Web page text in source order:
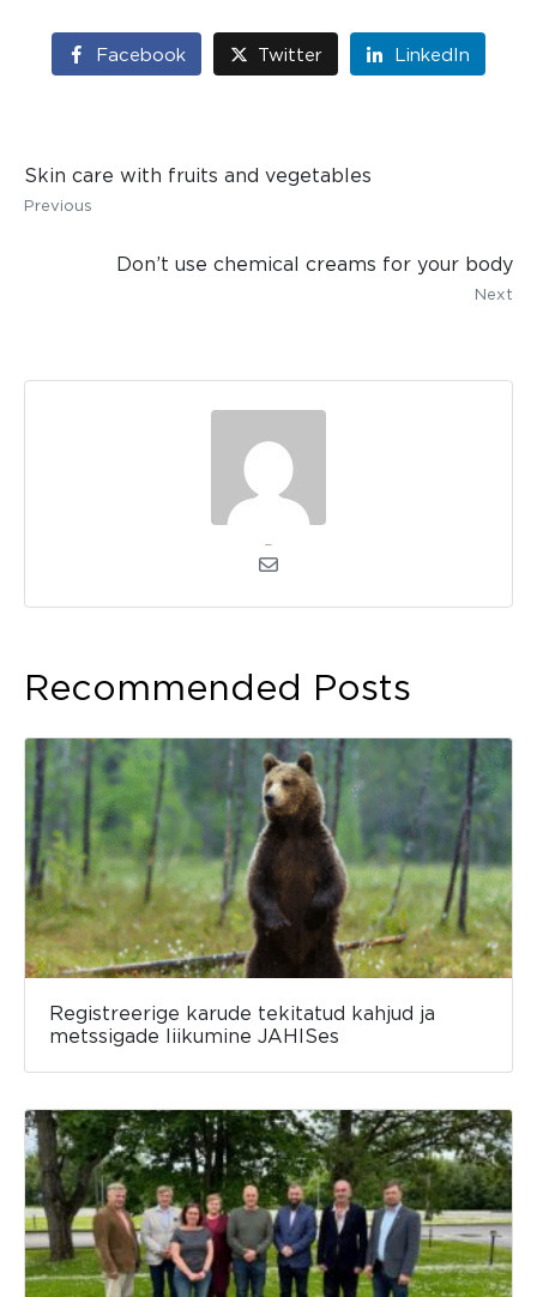
Facebook Twitter LinkedIn
Skin care with fruits and vegetables
Previous
Don’t use chemical creams for your body
Next
Recommended Posts
Registreerige karude tekitatud kahjud ja
metssigade liikumine JAHISes